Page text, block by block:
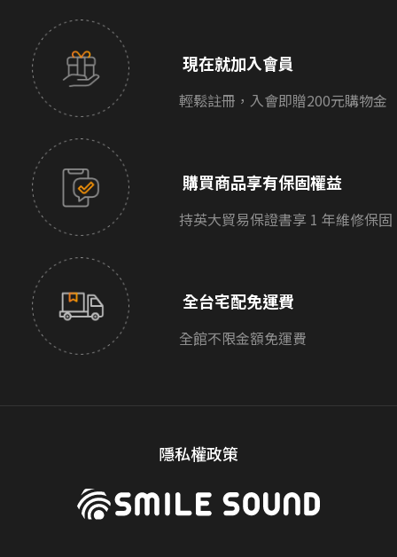
現在就加入會員
輕鬆註冊，入會即贈200元購物金
購買商品享有保固權益
持英大貿易保證書享 1 年維修保固
全台宅配免運費
全館不限金額免運費
隱私權政策